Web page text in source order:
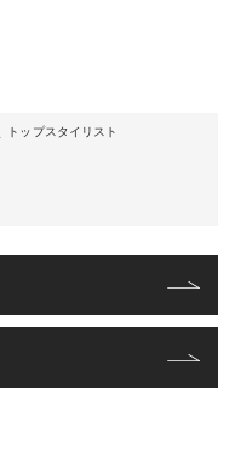
トップスタイリスト